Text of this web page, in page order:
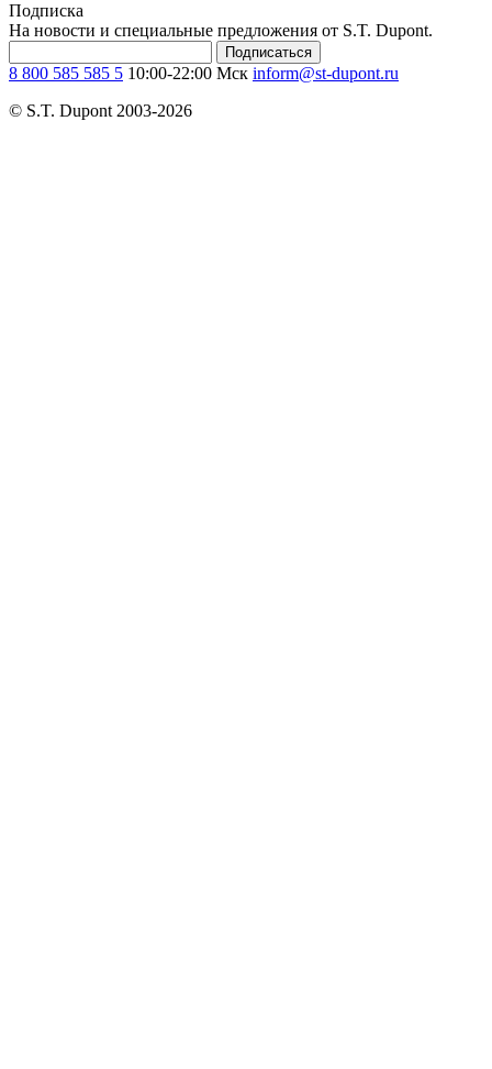
Подписка
На новости и специальные предложения от S.T. Dupont.
Подписаться
8 800 585 585 5 10:00-22:00 Мск inform@st-dupont.ru
© S.T. Dupont 2003-2026